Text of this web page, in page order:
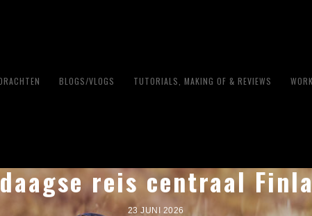
BLOGS/VLOGS TUTORIALS, MAKING OF & REVIEWS
reis centraal
23 JUNI 2026